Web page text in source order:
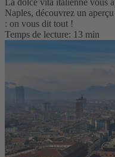
La dolce vita italienne vous
Naples, découvrez un
: on vous dit tout !
Temps de lecture: 13 min